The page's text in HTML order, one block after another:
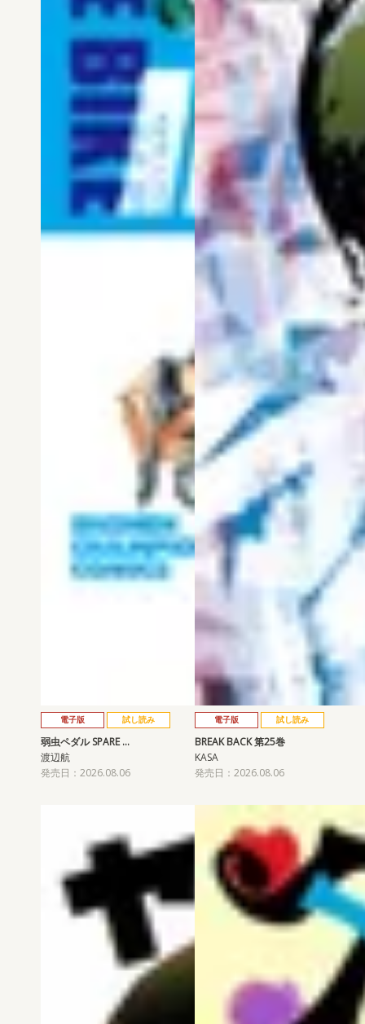
電子版 試し読み
弱虫ペダル SPARE …
渡辺航
発売日：2026.08.06
電子版 試し読み
BREAK BACK 第25巻
KASA
発売日：2026.08.06